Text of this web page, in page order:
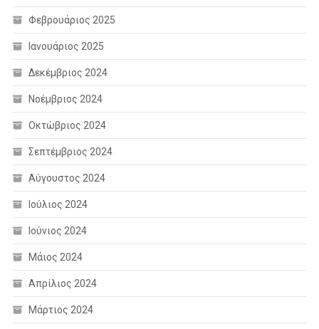
Φεβρουάριος 2025
Ιανουάριος 2025
Δεκέμβριος 2024
Νοέμβριος 2024
Οκτώβριος 2024
Σεπτέμβριος 2024
Αύγουστος 2024
Ιούλιος 2024
Ιούνιος 2024
Μάιος 2024
Απρίλιος 2024
Μάρτιος 2024